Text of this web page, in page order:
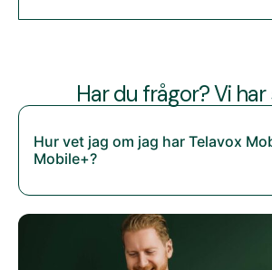
Har du frågor? Vi har
Hur vet jag om jag har Telavox
Mobile+?